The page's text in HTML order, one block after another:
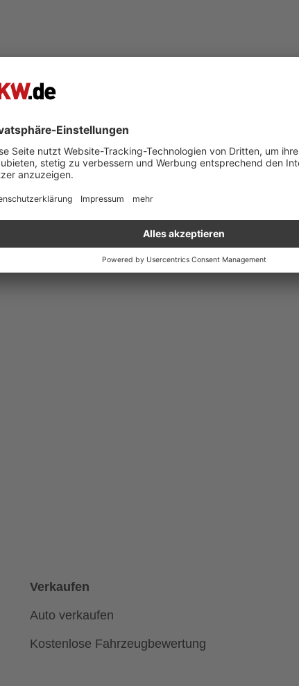
Verkaufen
Auto verkaufen
Kostenlose Fahrzeugbewertung